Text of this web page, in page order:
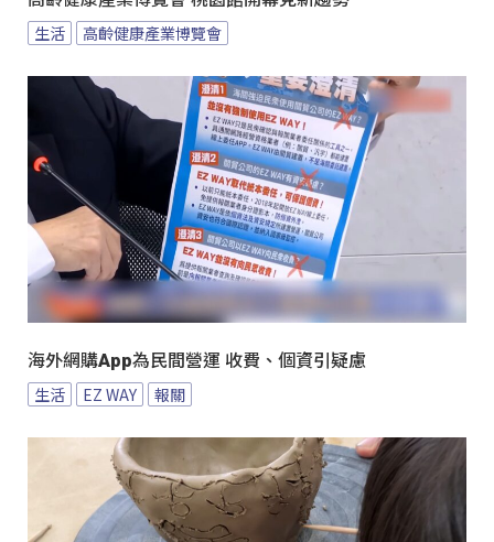
生活 高齡健康產業博覽會
海外網購App為民間營運 收費、個資引疑慮
生活 EZ WAY 報關